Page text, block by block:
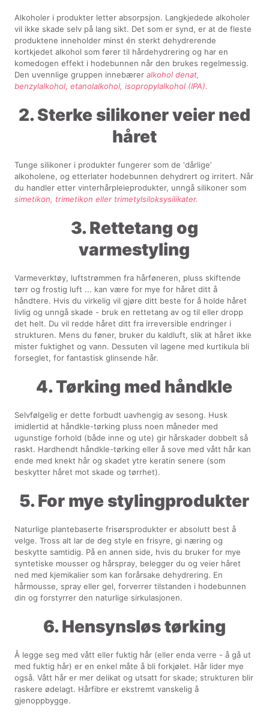
Alkoholer i produkter letter absorpsjon. Langkjedede alkoholer
vil ikke skade selv på lang sikt. Det som er synd, er at de fleste
produktene inneholder minst én sterkt dehydrerende
kortkjedet alkohol som fører til hårdehydrering og har en
komedogen effekt i hodebunnen når den brukes regelmessig.
Den uvennlige gruppen innebæreralkohol denat,
benzylalkohol, etanolalkohol, isopropylalkohol (IPA).
2. Sterke silikoner veier ned
håret
Tunge silikoner i produkter fungerer som de ‘dårlige’
alkoholene, og etterlater hodebunnen dehydrert og irritert. Når
du handler etter vinterhårpleieprodukter, unngå silikoner som
simetikon, trimetikon eller trimetylsiloksysilikater.
3. Rettetang og
varmestyling
Varmeverktøy, luftstrømmen fra hårføneren, pluss skiftende
tørr og frostig luft ... kan være for mye for håret ditt å
håndtere. Hvis du virkelig vil gjøre ditt beste for å holde håret
livlig og unngå skade - bruk en rettetang av og til eller dropp
det helt. Du vil redde håret ditt fra irreversible endringer i
strukturen. Mens du føner, bruker du kaldluft, slik at håret ikke
mister fuktighet og vann. Dessuten vil lagene med kurtikula bli
forseglet, for fantastisk glinsende hår.
4. Tørking med håndkle
Selvfølgelig er dette forbudt uavhengig av sesong. Husk
imidlertid at håndkle-tørking pluss noen måneder med
ugunstige forhold (både inne og ute) gir hårskader dobbelt så
raskt. Hardhendt håndkle-tørking eller å sove med vått hår kan
ende med knekt hår og skadet ytre keratin senere (som
beskytter håret mot skade og tørrhet).
5. For mye stylingprodukter
Naturlige plantebaserte frisørsprodukter er absolutt best å
velge. Tross alt lar de deg style en frisyre, gi næring og
beskytte samtidig. På en annen side, hvis du bruker for mye
syntetiske mousser og hårspray, belegger du og veier håret
ned med kjemikalier som kan forårsake dehydrering. En
hårmousse, spray eller gel, forverrer tilstanden i hodebunnen
din og forstyrrer den naturlige sirkulasjonen.
6. Hensynsløs tørking
Å legge seg med vått eller fuktig hår (eller enda verre - å gå ut
med fuktig hår) er en enkel måte å bli forkjølet. Hår lider mye
også. Vått hår er mer delikat og utsatt for skade; strukturen blir
raskere ødelagt. Hårfibre er ekstremt vanskelig å
gjenoppbygge.